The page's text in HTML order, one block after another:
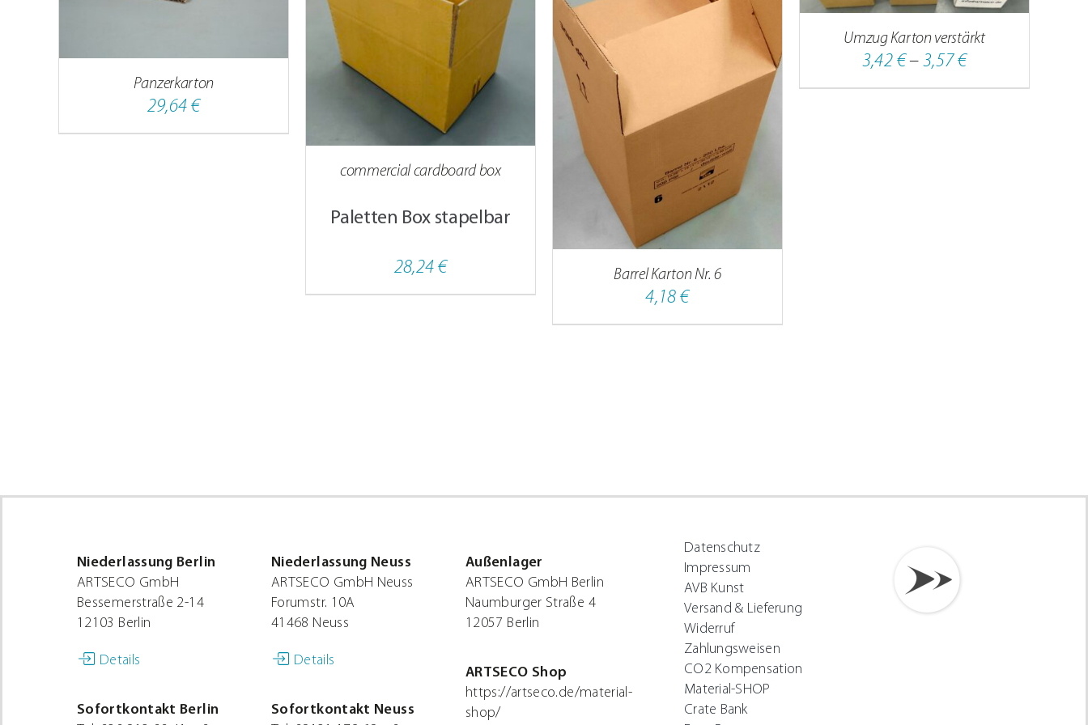
Panzerkarton
29,64 €
commercial cardboard box
Paletten Box stapelbar
28,24 €
IN DEN WARENKORB DETAILS
Barrel Karton Nr. 6
4,18€
WEIST
MEHRERE
VARIANTEN
DIE
OPTIONEN
KÖNNEN
AUF
DER
PRODUKTSEITE
WERDEN
Umzug Karton verstärkt
3,42 €–3,57€Preisspanne:
3,42 €
Niederlassung Berlin
ARTSECO GmbH
Bessemerstraße 2-14
12103 Berlin
Details
Sofortkontakt Berlin
Niederlassung Neuss
ARTSECO GmbH Neuss
Forumstr. 10A
41468 Neuss
Details
Sofortkontakt Neuss
Außenlager
ARTSECO GmbH Berlin
Naumburger Straße 4
12057 Berlin
ARTSECO Shop
https://artseco.de/material-
shop/
Datenschutz
Impressum
AVB Kunst
Versand & Lieferung
Widerruf
Zahlungsweisen
CO2 Kompensation
Material-SHOP
Crate Bank